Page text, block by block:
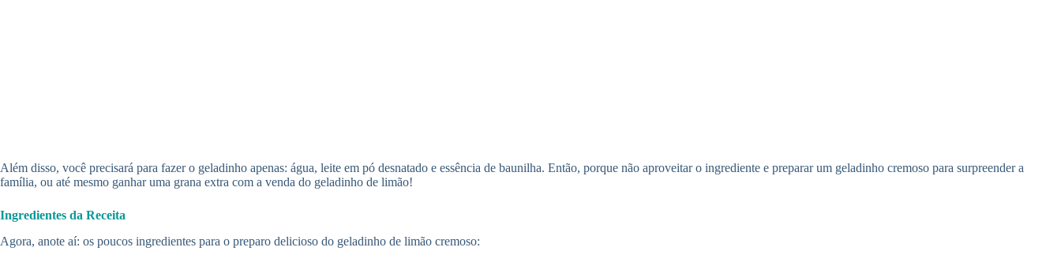
Além disso, você precisará para fazer o geladinho apenas: água, leite em pó desnatado e essência de baunilha. Então, porque não aproveitar o ingrediente e preparar um geladinho cremoso para surpreender a
família, ou até mesmo ganhar uma grana extra com a venda do geladinho de limão!
Ingredientes da Receita
Agora, anote aí: os poucos ingredientes para o preparo delicioso do geladinho de limão cremoso: